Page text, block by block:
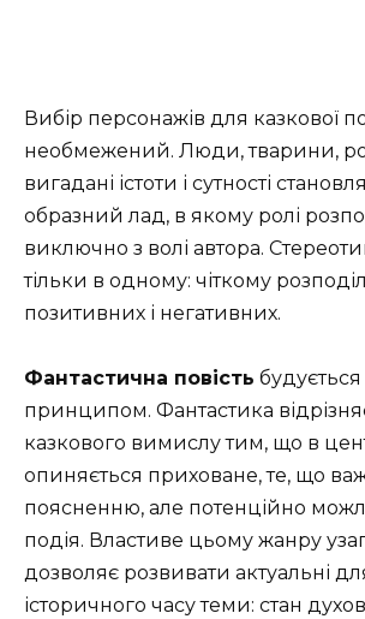
Вибір персонажів для казкової
необмежений. Люди, тварини,
вигадані істоти і сутності
образний лад, в якому ролі
виключно з волі автора.
тільки в одному: чіткому
позитивних і негативних.
Фантастична повість
принципом. Фантастика
казкового вимислу тим, що в
опиняється приховане, те, що
поясненню, але потенційно
подія. Властиве цьому жанру
дозволяє розвивати актуальні
історичного часу теми: стан